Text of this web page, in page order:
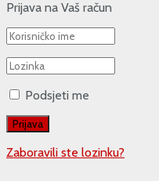
Prijava na Vaš račun
Podsjeti me
Zaboravili ste lozinku?